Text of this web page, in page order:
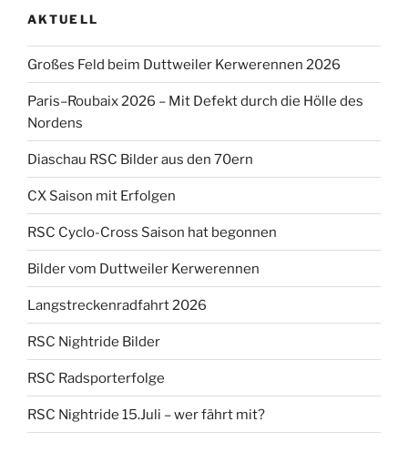
AKTUELL
Großes Feld beim Duttweiler Kerwerennen 2026
Paris–Roubaix 2026 – Mit Defekt durch die Hölle des
Nordens
Diaschau RSC Bilder aus den 70ern
CX Saison mit Erfolgen
RSC Cyclo-Cross Saison hat begonnen
Bilder vom Duttweiler Kerwerennen
Langstreckenradfahrt 2026
RSC Nightride Bilder
RSC Radsporterfolge
RSC Nightride 15.Juli – wer fährt mit?